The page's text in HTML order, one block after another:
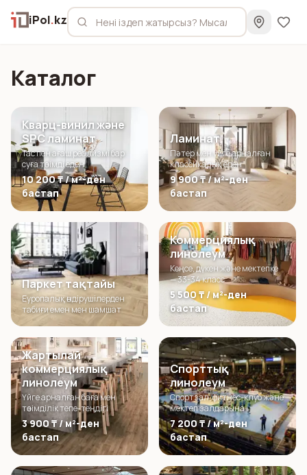
iPol.kz
Каталог
Кварц-винил және
SPC ламинат
Тас пен ағаш реализмі бар
суға төзімді еден
10 200 ₸ / м²-ден
бастап
Ламинат
Пәтер мен үйге арналған
классикалық еден
9 900 ₸ / м²-ден
бастап
Паркет тақтайы
Еуропалық өндірушілерден
табиғи емен мен шамшат
Коммерциялық
линолеум
Кеңсе, дүкен және мектепке
— 33-34 класс
5 500 ₸ / м²-ден
бастап
Жартылай
коммерциялық
линолеум
Үйге арналған баға мен
төзімділік тепе-теңдігі
3 900 ₸ / м²-ден
бастап
Спорттық
линолеум
Спортзал, фитнес-клуб және
мектеп залдарына
7 200 ₸ / м²-ден
бастап